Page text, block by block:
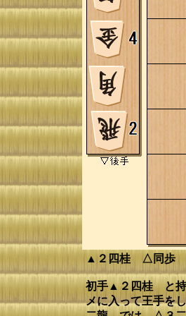
▲２四桂 △同歩
初手▲２四桂 と持
メに入って王手を